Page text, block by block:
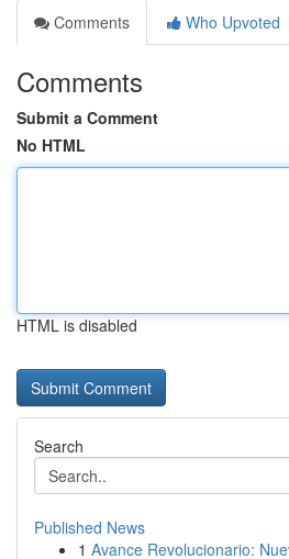
Comments
Who Upvoted
Comments
Submit a Comment
No HTML
HTML is disabled
Search
Published News
1 Avance Revolucionario: